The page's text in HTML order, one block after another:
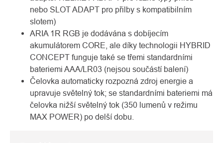
nebo SLOT ADAPT pro přilby s kompatibilním
slotem)
ARIA 1R RGB je dodávána s dobíjecím
akumulátorem CORE, ale díky technologii HYBRID
CONCEPT funguje také se třemi standardními
bateriemi AAA/LR03 (nejsou součástí balení)
Čelovka automaticky rozpozná zdroj energie a
upravuje světelný tok; se standardními bateriemi má
čelovka nižší světelný tok (350 lumenů v režimu
MAX POWER) po delší dobu.